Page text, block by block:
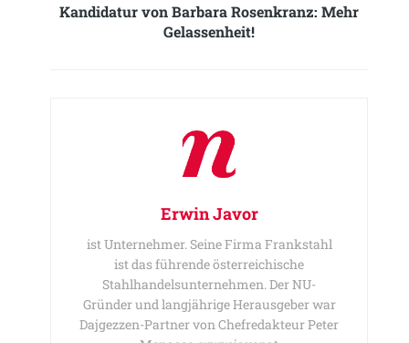
Kandidatur von Barbara Rosenkranz: Mehr
Gelassenheit!
Erwin Javor
ist Unternehmer. Seine Firma Frankstahl
ist das führende österreichische
Stahlhandelsunternehmen. Der NU-
Gründer und langjährige Herausgeber war
Dajgezzen-Partner von Chefredakteur Peter